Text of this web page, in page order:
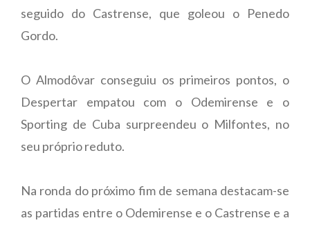
seguido do Castrense, que goleou o Penedo
Gordo.
O Almodôvar conseguiu os primeiros pontos, o
Despertar empatou com o Odemirense e o
Sporting de Cuba surpreendeu o Milfontes, no
seu próprio reduto.
Na ronda do próximo fim de semana destacam-se
as partidas entre o Odemirense e o Castrense e a